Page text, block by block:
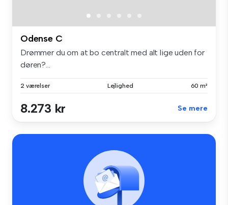
Odense C
Drømmer du om at bo centralt med alt lige uden for
døren?...
2 værelser Lejlighed 60 m²
8.273 kr Se mere